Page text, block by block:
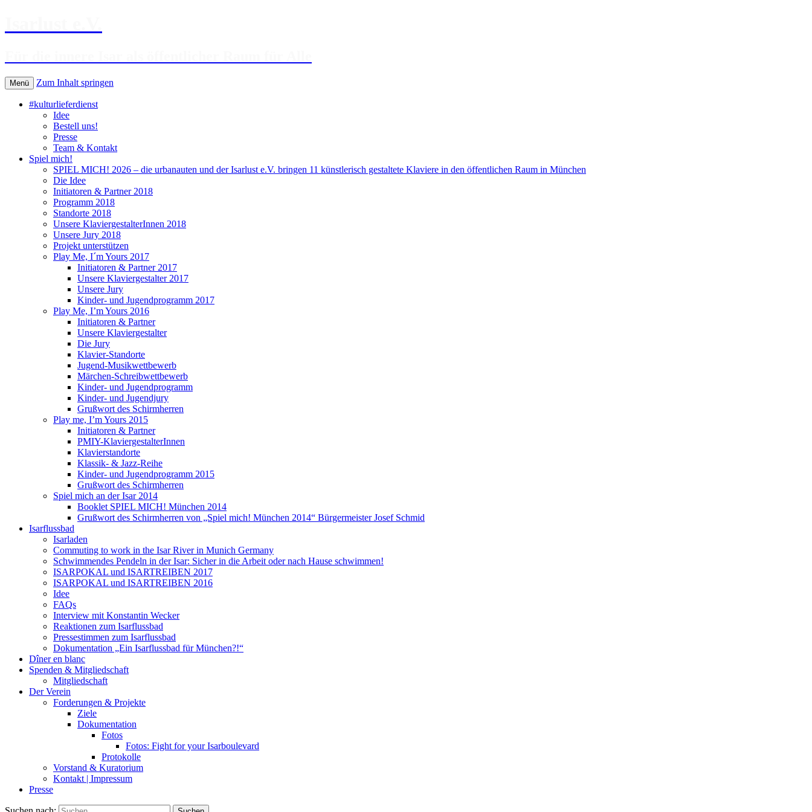
Menü Zum Inhalt springen
#kulturlieferdienst
Idee
Bestell uns!
Presse
Team & Kontakt
Spiel mich!
SPIEL MICH! 2026 – die urbanauten und der Isarlust e.V. bringen 11 künstlerisch gestaltete Klaviere in den öffentlichen Raum in München
Die Idee
Initiatoren & Partner 2018
Programm 2018
Standorte 2018
Unsere KlaviergestalterInnen 2018
Unsere Jury 2018
Projekt unterstützen
Play Me, I´m Yours 2017
Initiatoren & Partner 2017
Unsere Klaviergestalter 2017
Unsere Jury
Kinder- und Jugendprogramm 2017
Play Me, I’m Yours 2016
Initiatoren & Partner
Unsere Klaviergestalter
Die Jury
Klavier-Standorte
Jugend-Musikwettbewerb
Märchen-Schreibwettbewerb
Kinder- und Jugendprogramm
Kinder- und Jugendjury
Grußwort des Schirmherren
Play me, I’m Yours 2015
Initiatoren & Partner
PMIY-KlaviergestalterInnen
Klavierstandorte
Klassik- & Jazz-Reihe
Kinder- und Jugendprogramm 2015
Grußwort des Schirmherren
Spiel mich an der Isar 2014
Booklet SPIEL MICH! München 2014
Grußwort des Schirmherren von „Spiel mich! München 2014“ Bürgermeister Josef Schmid
Isarflussbad
Isarladen
Commuting to work in the Isar River in Munich Germany
Schwimmendes Pendeln in der Isar: Sicher in die Arbeit oder nach Hause schwimmen!
ISARPOKAL und ISARTREIBEN 2017
ISARPOKAL und ISARTREIBEN 2016
Idee
FAQs
Interview mit Konstantin Wecker
Reaktionen zum Isarflussbad
Pressestimmen zum Isarflussbad
Dokumentation „Ein Isarflussbad für München?!“
Dîner en blanc
Spenden & Mitgliedschaft
Mitgliedschaft
Der Verein
Forderungen & Projekte
Ziele
Dokumentation
Fotos
Fotos: Fight for your Isarboulevard
Protokolle
Vorstand & Kuratorium
Kontakt | Impressum
Presse